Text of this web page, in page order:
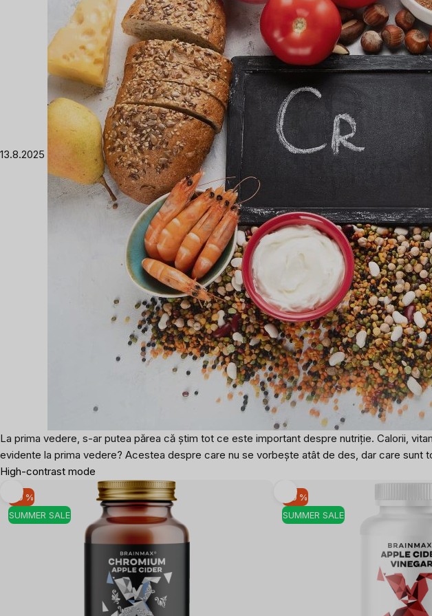
13.8.2025
La prima vedere, s-ar putea părea că știm tot ce este important despre nutriție. Calorii,
evidente la prima vedere? Acestea despre care nu se vorbește atât de des, dar care sunt
High-contrast mode
SUMMER SALE
-10 %
SUMMER SALE
-10 %